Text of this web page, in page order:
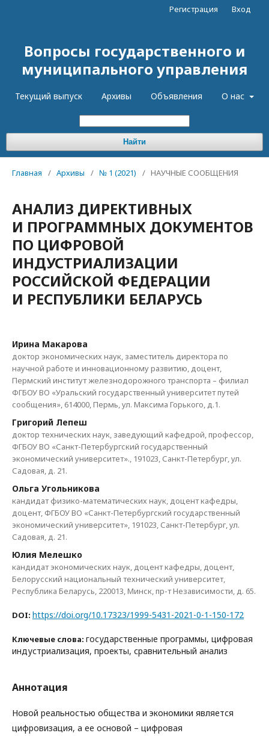
Вопросы государственного и
муниципального управления
Текущий выпуск Архивы Объявления О нас
Найти
Регистрация Вход
Главная / Архивы / № 1 (2021) / НАУЧНЫЕ СООБЩЕНИЯ
АНАЛИЗ ДИРЕКТИВНЫХ
И ПРОГРАММНЫХ ДОКУМЕНТОВ
ПО ЦИФРОВОЙ
ИНДУСТРИАЛИЗАЦИИ
РОССИЙСКОЙ ФЕДЕРАЦИИ
И РЕСПУБЛИКИ БЕЛАРУСЬ
Ирина Макарова
доктор экономических наук, заместитель директора по
научной работе и инновационному развитию, доцент,
Пермский институт железнодорожного транспорта – филиал
ФГБОУ ВО «Уральский государственный университет путей
сообщения», 614000, Пермь, ул. Максима Горького, д.1.
Григорий Лепеш
доктор технических наук, заведующий кафедрой, профессор,
ФГБОУ ВО «Санкт-Петербургский государственный
экономический университет»., 191023, Санкт-Петербург, ул.
Садовая, д. 21.
Ольга Угольникова
кандидат физико-математических наук, доцент кафедры,
доцент, ФГБОУ ВО «Санкт-Петербургский государственный
экономический университет», 191023, Санкт-Петербург, ул.
Садовая, д. 21.
Юлия Мелешко
кандидат экономических наук, доцент кафедры, доцент,
Белорусский национальный технический университет,
Республика Беларусь, 220013, Минск, пр-т Независимости, д. 65.
DOI: https://doi.org/10.17323/1999-5431-2021-0-1-150-172
Ключевые слова: государственные программы, цифровая
индустриализация, проекты, сравнительный анализ
Аннотация
Новой реальностью общества и экономики является
цифровизация, а ее основой – цифровая